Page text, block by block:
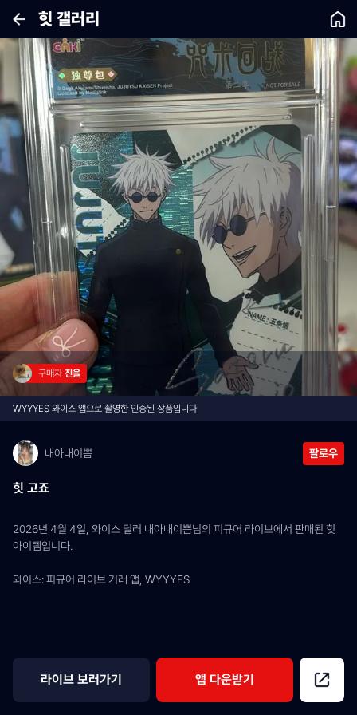
힛 갤러리
구매자 진을
WYYYES 와이스 앱으로 촬영한 인증된 상품입니다
내아내이쁨 팔로우
힛 고죠
2026년 4월 4일, 와이스 딜러 내아내이쁨님의 피규어 라이브에서 판매된 힛
아이템입니다.
와이스: 피규어 라이브 거래 앱, WYYYES
라이브 보러가기 앱 다운받기